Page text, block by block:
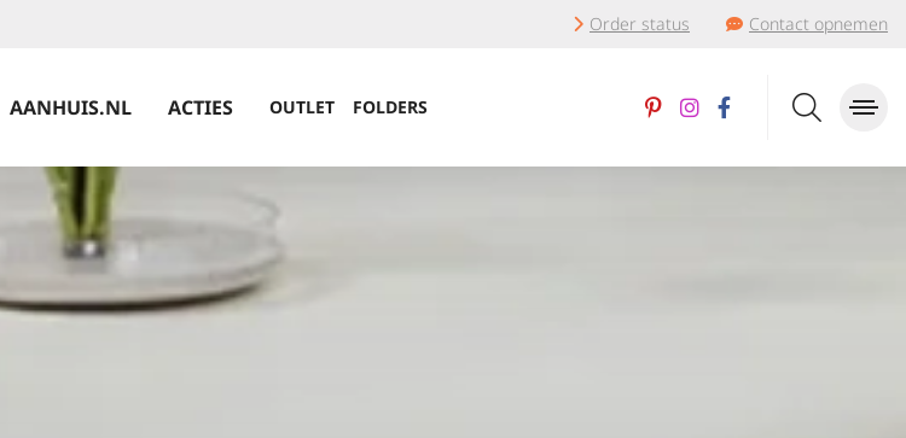
Order status Contact opnemen
AANHUIS.NL ACTIES OUTLET FOLDERS